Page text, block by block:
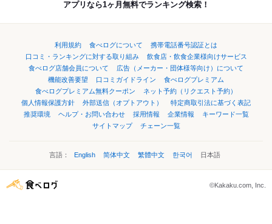
アプリなら1ヶ月無料でランキング検索！
利用規約 食べログについて
携帯電話番号認証とは
口コミ・ランキングに対する取り組み
飲食店・飲食企業様向けサービス
食べログ店舗会員について
広告（メーカー・団体様等向け）について
機能改善要望
口コミガイドライン
食べログプレミアム
食べログプレミアム無料クーポン
ネット予約（リクエスト予約）
個人情報保護方針
外部送信（オプトアウト）
特定商取引法に基づく表記
推奨環境
ヘルプ・お問い合わせ 採用情報 企業情報
キーワード一覧
サイトマップ
チェーン一覧
言語： English 简体中文 繁體中文 한국어 日本語
©Kakaku.com, Inc.